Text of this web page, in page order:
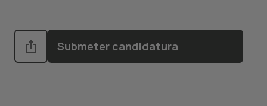
Submeter candidatura